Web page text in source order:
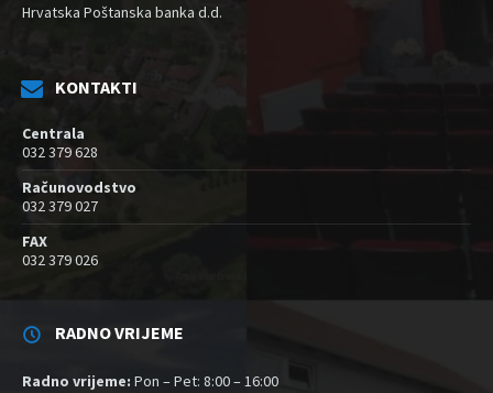
Hrvatska Poštanska banka d.d.
KONTAKTI
Centrala
032 379 628
Računovodstvo
032 379 027
FAX
032 379 026
RADNO VRIJEME
Radno vrijeme: Pon – Pet: 8:00 – 16:00